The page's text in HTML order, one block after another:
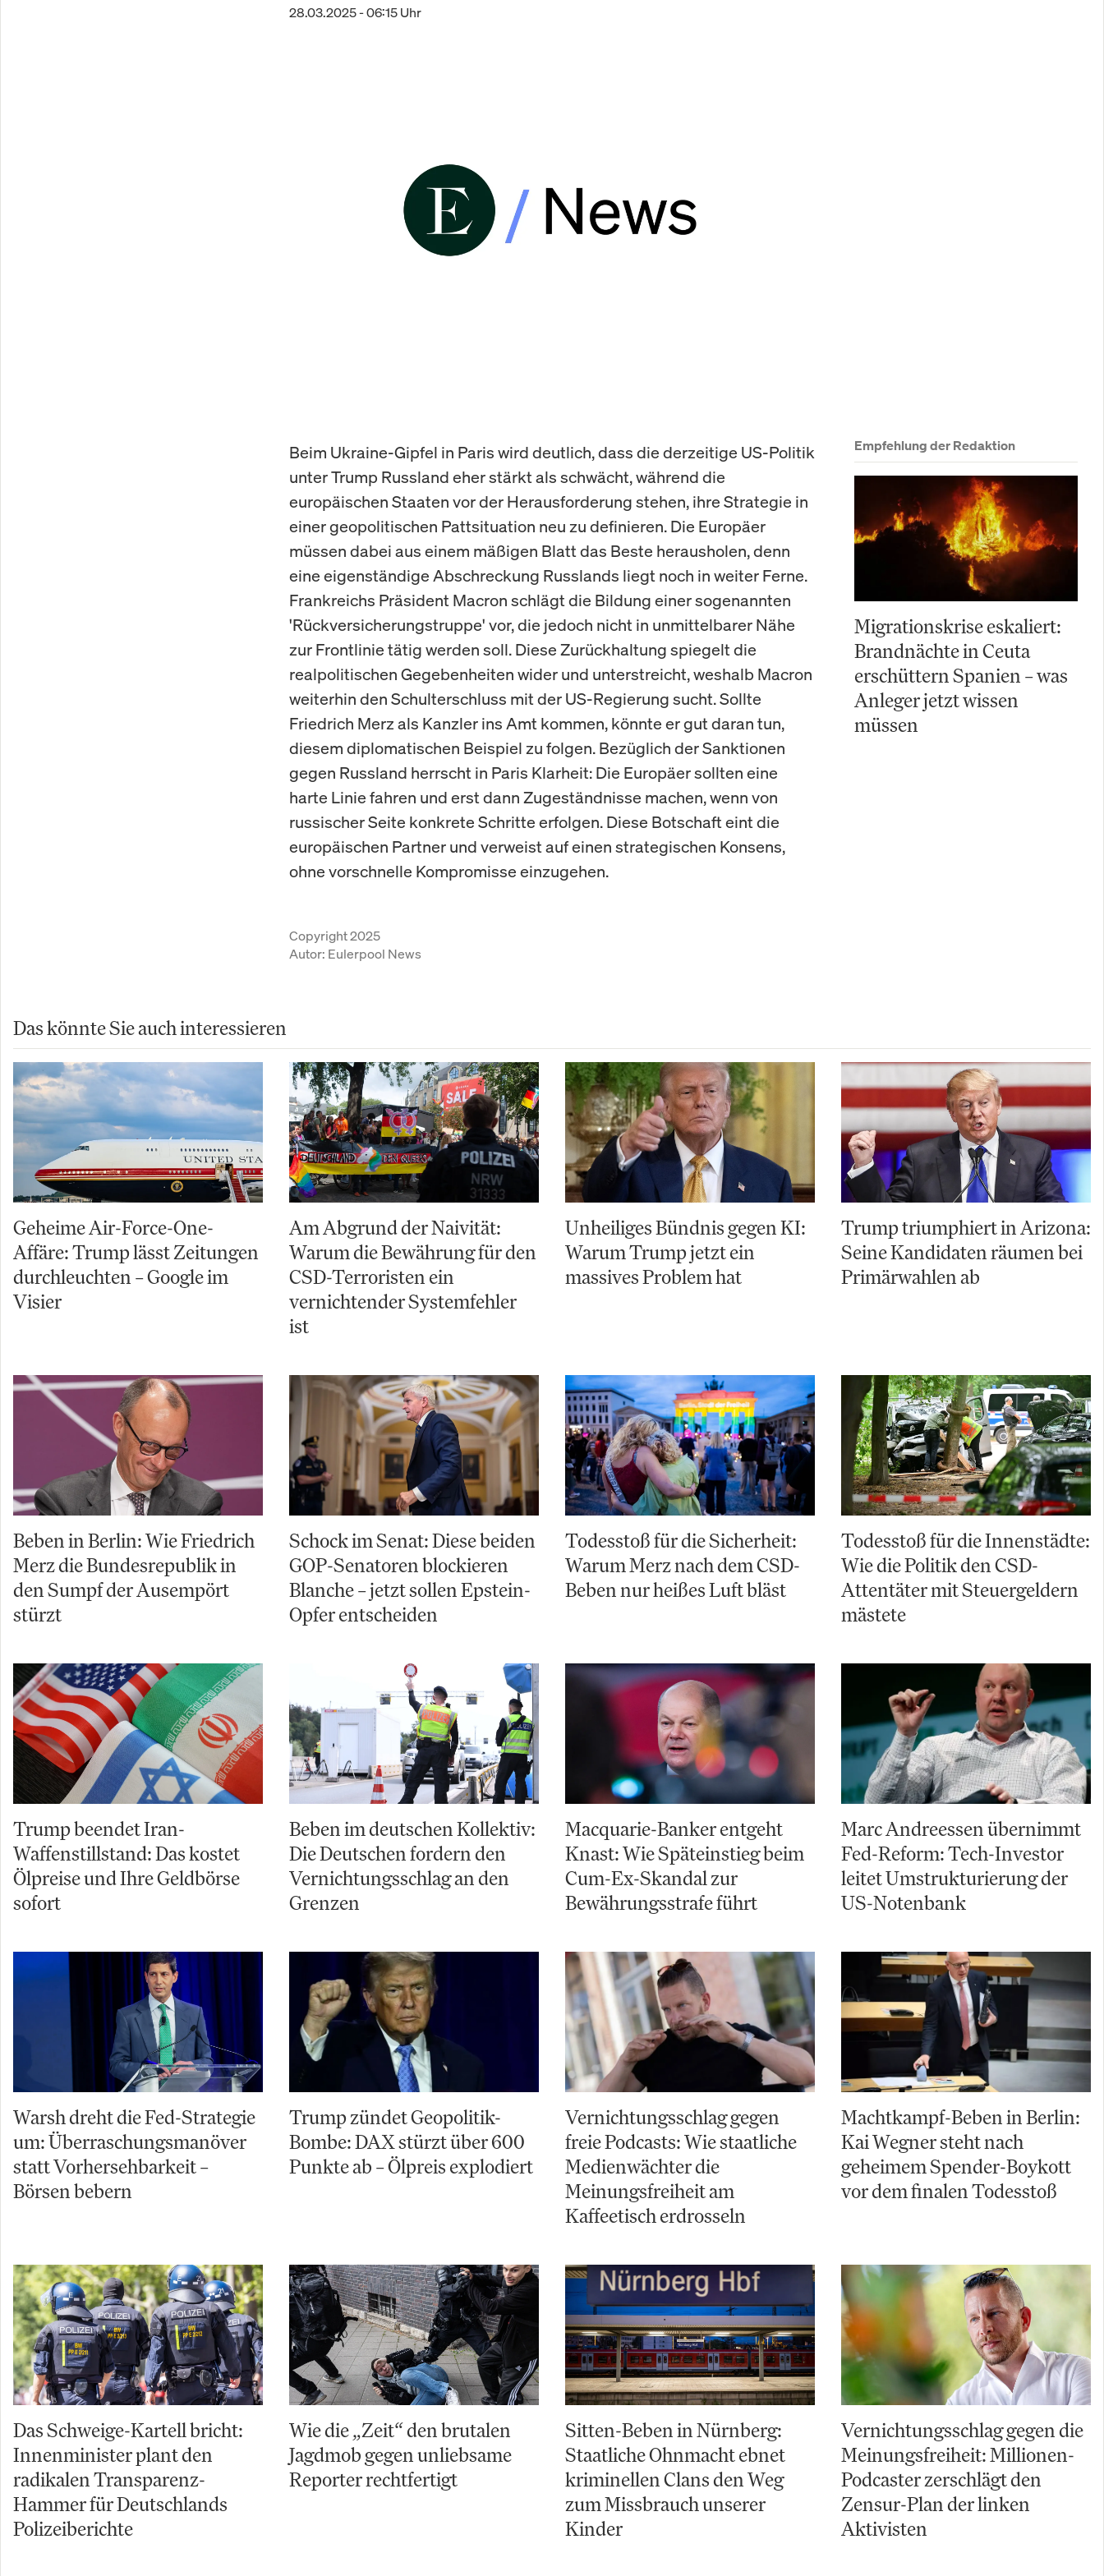
28.03.2025 - 06:15 Uhr
Beim Ukraine-Gipfel in Paris wird deutlich, dass die derzeitige US-Politik
unter Trump Russland eher stärkt als schwächt, während die
europäischen Staaten vor der Herausforderung stehen, ihre Strategie in
einer geopolitischen Pattsituation neu zu definieren. Die Europäer
müssen dabei aus einem mäßigen Blatt das Beste herausholen, denn
eine eigenständige Abschreckung Russlands liegt noch in weiter Ferne.
Frankreichs Präsident Macron schlägt die Bildung einer sogenannten
'Rückversicherungstruppe' vor, die jedoch nicht in unmittelbarer Nähe
zur Frontlinie tätig werden soll. Diese Zurückhaltung spiegelt die
realpolitischen Gegebenheiten wider und unterstreicht, weshalb Macron
weiterhin den Schulterschluss mit der US-Regierung sucht. Sollte
Friedrich Merz als Kanzler ins Amt kommen, könnte er gut daran tun,
diesem diplomatischen Beispiel zu folgen. Bezüglich der Sanktionen
gegen Russland herrscht in Paris Klarheit: Die Europäer sollten eine
harte Linie fahren und erst dann Zugeständnisse machen, wenn von
russischer Seite konkrete Schritte erfolgen. Diese Botschaft eint die
europäischen Partner und verweist auf einen strategischen Konsens,
ohne vorschnelle Kompromisse einzugehen.
Copyright 2025
Autor: Eulerpool News
Empfehlung der Redaktion
Migrationskrise eskaliert:
Brandnächte in Ceuta
erschüttern Spanien – was
Anleger jetzt wissen
müssen
Das könnte Sie auch interessieren
Geheime Air-Force-One-
Affäre: Trump lässt Zeitungen
durchleuchten – Google im
Visier
Am Abgrund der Naivität:
Warum die Bewährung für den
CSD-Terroristen ein
vernichtender Systemfehler
ist
Unheiliges Bündnis gegen KI:
Warum Trump jetzt ein
massives Problem hat
Trump triumphiert in Arizona:
Seine Kandidaten räumen bei
Primärwahlen ab
Beben in Berlin: Wie Friedrich
Merz die Bundesrepublik in
den Sumpf der Ausempört
stürzt
Schock im Senat: Diese beiden
GOP-Senatoren blockieren
Blanche – jetzt sollen Epstein-
Opfer entscheiden
Todesstoß für die Sicherheit:
Warum Merz nach dem CSD-
Beben nur heißes Luft bläst
Todesstoß für die Innenstädte:
Wie die Politik den CSD-
Attentäter mit Steuergeldern
mästete
Trump beendet Iran-
Waffenstillstand: Das kostet
Ölpreise und Ihre Geldbörse
sofort
Beben im deutschen Kollektiv:
Die Deutschen fordern den
Vernichtungsschlag an den
Grenzen
Macquarie-Banker entgeht
Knast: Wie Späteinstieg beim
Cum-Ex-Skandal zur
Bewährungsstrafe führt
Marc Andreessen übernimmt
Fed-Reform: Tech-Investor
leitet Umstrukturierung der
US-Notenbank
Warsh dreht die Fed-Strategie
um: Überraschungsmanöver
statt Vorhersehbarkeit –
Börsen bebern
Trump zündet Geopolitik-
Bombe: DAX stürzt über 600
Punkte ab – Ölpreis explodiert
Vernichtungsschlag gegen
freie Podcasts: Wie staatliche
Medienwächter die
Meinungsfreiheit am
Kaffeetisch erdrosseln
Machtkampf-Beben in Berlin:
Kai Wegner steht nach
geheimem Spender-Boykott
vor dem finalen Todesstoß
Das Schweige-Kartell bricht:
Innenminister plant den
radikalen Transparenz-
Hammer für Deutschlands
Polizeiberichte
Wie die „Zeit“ den brutalen
Jagdmob gegen unliebsame
Reporter rechtfertigt
Sitten-Beben in Nürnberg:
Staatliche Ohnmacht ebnet
kriminellen Clans den Weg
zum Missbrauch unserer
Kinder
Vernichtungsschlag gegen die
Meinungsfreiheit: Millionen-
Podcaster zerschlägt den
Zensur-Plan der linken
Aktivisten